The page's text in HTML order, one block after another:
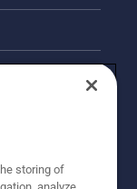
storing of